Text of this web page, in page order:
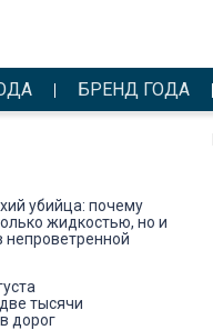
БРЕНД ГОДА
убийца: почему
жидкостью, но и
непроветренной
тысячи
дорог